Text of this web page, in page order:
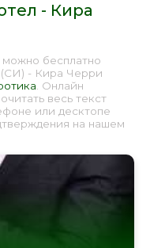
- Кира
бесплатно
(СИ) - Кира Черри
. Онлайн
весь текст
или десктопе
на нашем